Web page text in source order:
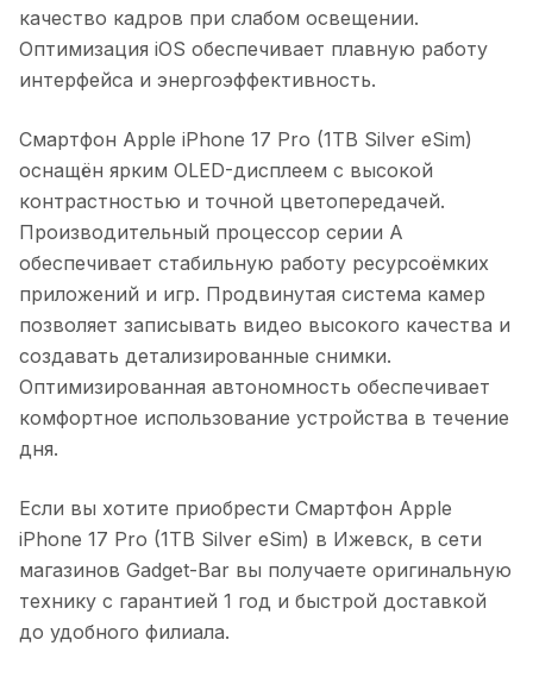
качество кадров при слабом освещении.
Оптимизация iOS обеспечивает плавную работу
интерфейса и энергоэффективность.
Смартфон Apple iPhone 17 Pro (1TB Silver eSim)
оснащён ярким OLED-дисплеем с высокой
контрастностью и точной цветопередачей.
Производительный процессор серии A
обеспечивает стабильную работу ресурсоёмких
приложений и игр. Продвинутая система камер
позволяет записывать видео высокого качества и
создавать детализированные снимки.
Оптимизированная автономность обеспечивает
комфортное использование устройства в течение
дня.
Если вы хотите приобрести Смартфон Apple
iPhone 17 Pro (1TB Silver eSim) в Ижевск, в сети
магазинов Gadget-Bar вы получаете оригинальную
технику с гарантией 1 год и быстрой доставкой
до удобного филиала.